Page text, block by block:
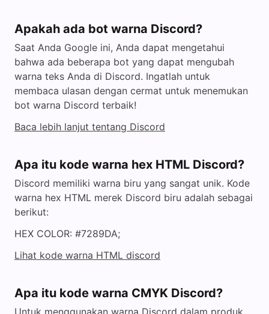
Apakah ada bot warna Discord?
Saat Anda Google ini, Anda dapat mengetahui
bahwa ada beberapa bot yang dapat mengubah
warna teks Anda di Discord. Ingatlah untuk
membaca ulasan dengan cermat untuk menemukan
bot warna Discord terbaik!
Baca lebih lanjut tentang Discord
Apa itu kode warna hex HTML Discord?
Discord memiliki warna biru yang sangat unik. Kode
warna hex HTML merek Discord biru adalah sebagai
berikut:
HEX COLOR: #7289DA;
Lihat kode warna HTML discord
Apa itu kode warna CMYK Discord?